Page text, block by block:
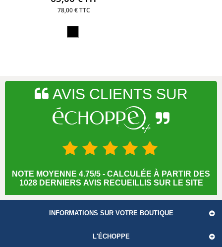
78,00 € TTC
NOTE MOYENNE 4.75/5 - CALCULÉE À PARTIR DES
1028 DERNIERS AVIS RECUEILLIS SUR LE SITE
INFORMATIONS SUR VOTRE BOUTIQUE
L'ÉCHOPPE